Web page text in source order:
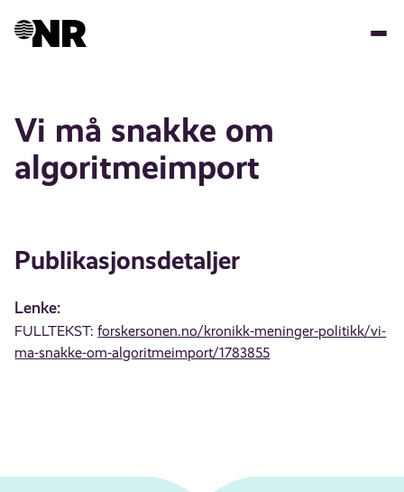
Vi må snakke om
algoritmeimport
Publikasjonsdetaljer
Lenke:
FULLTEKST:forskersonen.no/kronikk-meninger-politikk/vi-
ma-snakke-om-algoritmeimport/1783855